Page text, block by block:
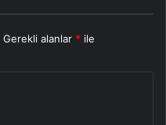
Gerekli alanlar * ile